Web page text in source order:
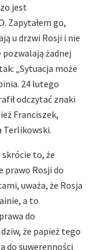
jest
Zapytałem go,
u drzwi Rosji i nie
żadnej
„Sytuacja może
24 lutego
odczytać znaki
Franciszek,
Terlikowski.
skrócie to, że
prawo Rosji do
uważa, że Rosja
a to
do
że papież tego
do suwerenności